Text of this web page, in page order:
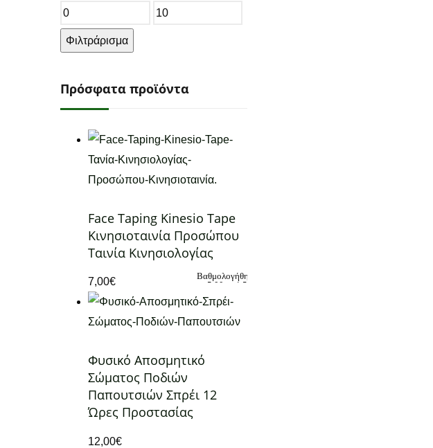
Ελάχιστη
τιμή
Μέγιστη
Φιλτράρισμα
Πρόσφατα προϊόντα
Face Taping Kinesio Tape
Κινησιοταινία Προσώπου
Ταινία Κινησιολογίας
Βαθμολογήθηκε
5.00 από 5
7,00€
Φυσικό Αποσμητικό
Σώματος Ποδιών
Παπουτσιών Σπρέι 12
Ώρες Προστασίας
12,00€